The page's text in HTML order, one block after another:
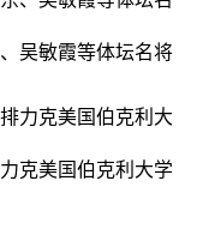
吴敏霞等体坛名将
克美国伯克利大学